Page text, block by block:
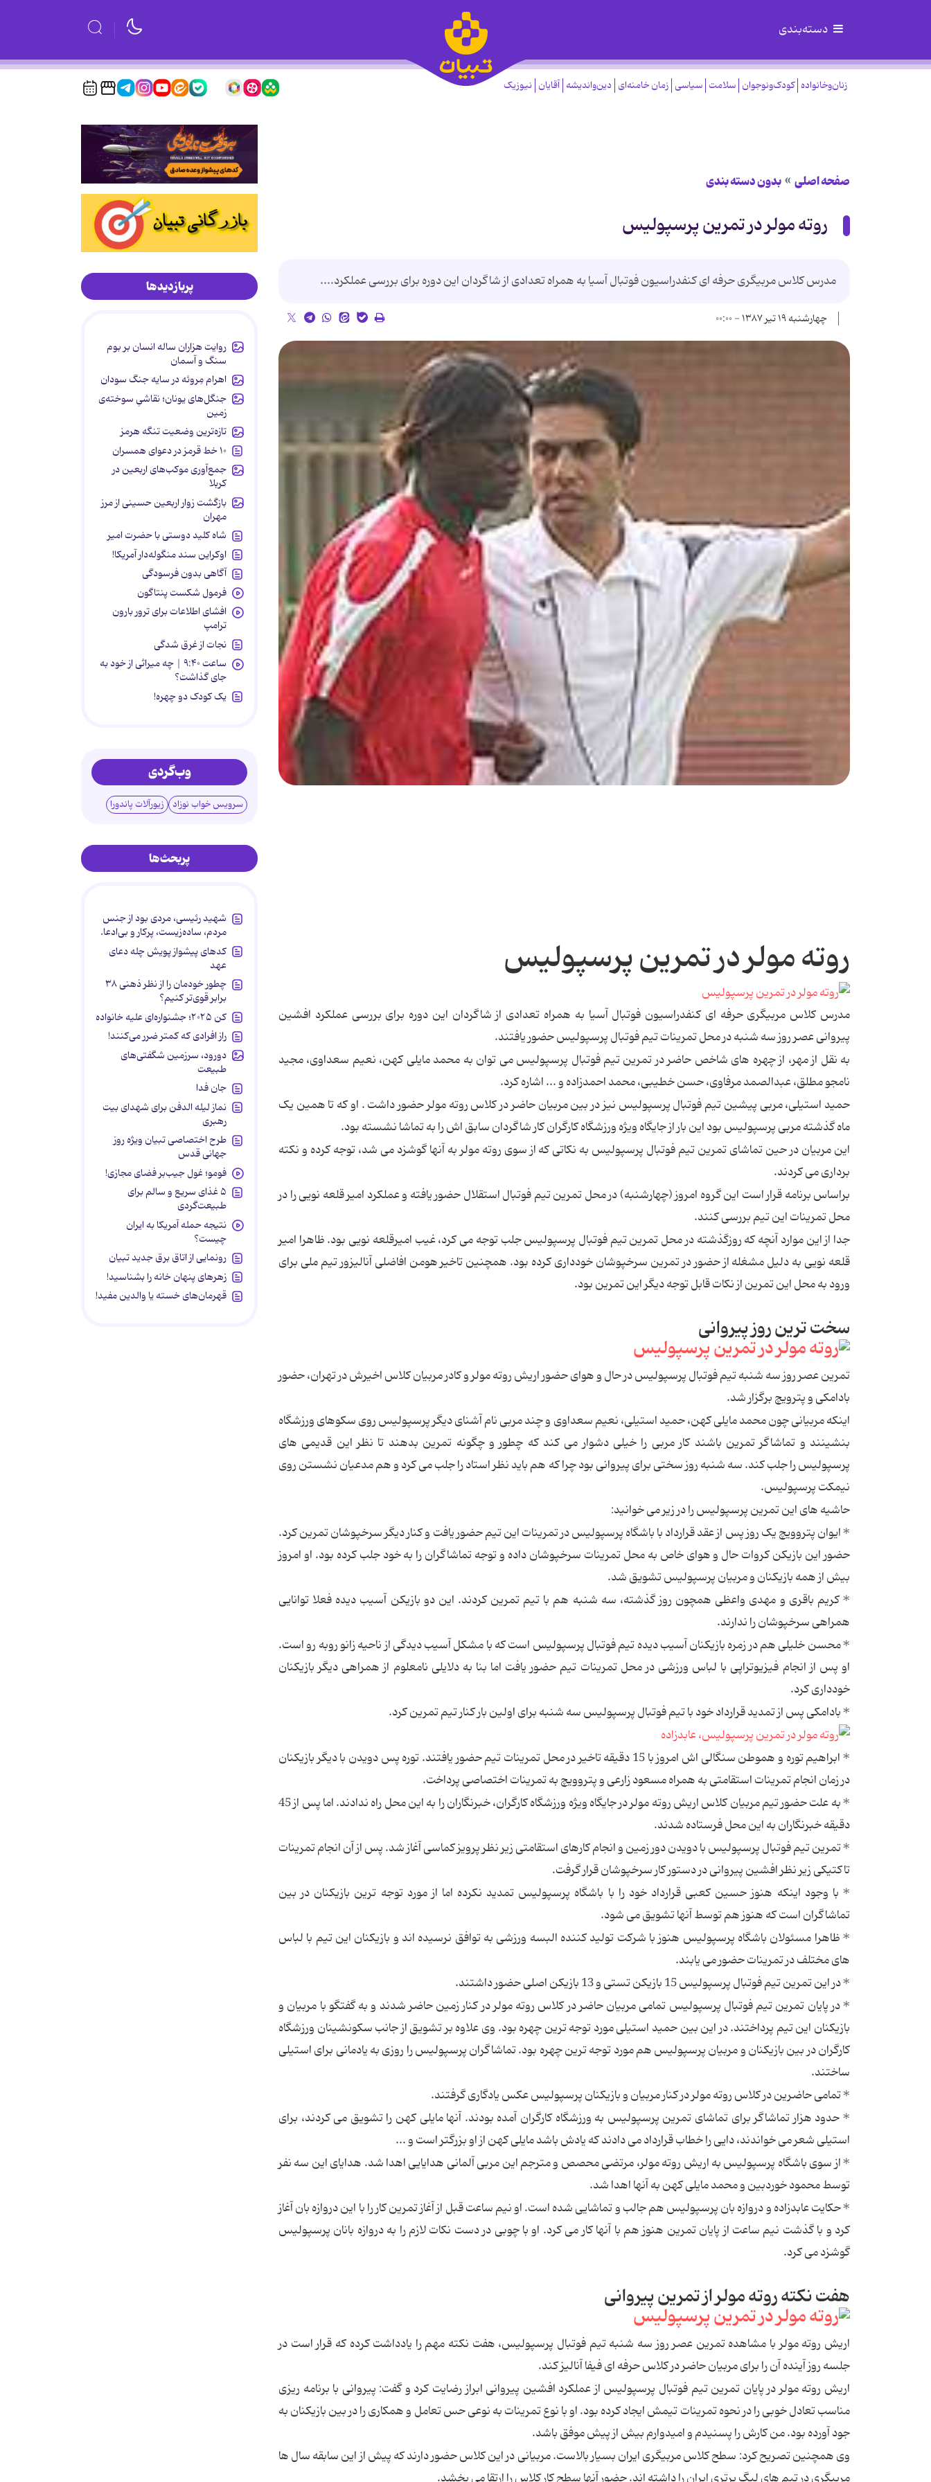
دسته‌بندی
زنان‌وخانواده کودک‌ونوجوان سلامت سیاسی زمان خامنه‌ای دین‌واندیشه آقایان نیوزیک
صفحه اصلی بدون دسته بندی
روته مولر در تمرین پرسپولیس
مدرس کلاس مربیگری حرفه ای کنفدراسیون فوتبال آسیا به همراه تعدادی از شاگردان این دوره برای بررسی عملکرد....
چهارشنبه ۱۹ تیر ۱۳۸۷ - ۰۰:۰۰
روته مولر در تمرین پرسپولیس
مدرس کلاس مربیگری حرفه ای کنفدراسیون فوتبال آسیا به همراه تعدادی از شاگردان این دوره برای بررسی عملکرد افشین
پیروانی عصر روز سه شنبه در محل تمرینات تیم فوتبال پرسپولیس حضور یافتند.
به نقل از مهر، از چهره های شاخص حاضر در تمرین تیم فوتبال پرسپولیس می توان به محمد مایلی کهن، نعیم سعداوی، مجید
نامجو مطلق، عبدالصمد مرفاوی، حسن خطیبی، محمد احمدزاده و ... اشاره کرد.
حمید استیلی، مربی پیشین تیم فوتبال پرسپولیس نیز در بین مربیان حاضر در کلاس روته مولر حضور داشت . او که تا همین یک
ماه گذشته مربی پرسپولیس بود این بار از جایگاه ویژه ورزشگاه کارگران کار شاگردان سابق اش را به تماشا نشسته بود.
این مربیان در حین تماشای تمرین تیم فوتبال پرسپولیس به نکاتی که از سوی روته مولر به آنها گوشزد می شد، توجه کرده و نکته
برداری می کردند.
براساس برنامه قرار است این گروه امروز (چهارشنبه) در محل تمرین تیم فوتبال استقلال حضور یافته و عملکرد امیر قلعه نویی را در
محل تمرینات این تیم بررسی کنند.
جدا از این موارد آنچه که روزگذشته در محل تمرین تیم فوتبال پرسپولیس جلب توجه می کرد، غیب امیرقلعه نویی بود. ظاهرا امیر
قلعه نویی به دلیل مشغله از حضور در تمرین سرخپوشان خودداری کرده بود. همچنین تاخیر هومن افاضلی آنالیزور تیم ملی برای
ورود به محل این تمرین از نکات قابل توجه دیگر این تمرین بود.
سخت ترین روز پیروانی
تمرین عصر روز سه شنبه تیم فوتبال پرسپولیس در حال و هوای حضور اریش روته مولر و کادر مربیان کلاس اخیرش در تهران، حضور
بادامکی و پترویچ برگزار شد.
اینکه مربیانی چون محمد مایلی کهن، حمید استیلی، نعیم سعداوی و چند مربی نام آشنای دیگر پرسپولیس روی سکوهای ورزشگاه
بنشینند و تماشاگر تمرین باشند کار مربی را خیلی دشوار می کند که چطور و چگونه تمرین بدهند تا نظر این قدیمی های
پرسپولیس را جلب کند. سه شنبه روز سختی برای پیروانی بود چرا که هم باید نظر استاد را جلب می کرد و هم مدعیان نشستن روی
نیمکت پرسپولیس.
حاشیه های این تمرین پرسپولیس را در زیر می خوانید:
* ایوان پتروویچ یک روز پس از عقد قرارداد با باشگاه پرسپولیس در تمرینات این تیم حضور یافت و کنار دیگر سرخپوشان تمرین کرد.
حضور این بازیکن کروات حال و هوای خاص به محل تمرینات سرخپوشان داده و توجه تماشاگران را به خود جلب کرده بود. او امروز
بیش از همه بازیکنان و مربیان پرسپولیس تشویق شد.
* کریم باقری و مهدی واعظی همچون روز گذشته، سه شنبه هم با تیم تمرین کردند. این دو بازیکن آسیب دیده فعلا توانایی
همراهی سرخپوشان را ندارند.
* محسن خلیلی هم در زمره بازیکنان آسیب دیده تیم فوتبال پرسپولیس است که با مشکل آسیب دیدگی از ناحیه زانو روبه رو است.
او پس از انجام فیزیوتراپی با لباس ورزشی در محل تمرینات تیم حضور یافت اما بنا به دلایلی نامعلوم از همراهی دیگر بازیکنان
خودداری کرد.
* بادامکی پس از تمدید قرارداد خود با تیم فوتبال پرسپولیس سه شنبه برای اولین بار کنار تیم تمرین کرد.
* ابراهیم توره و هموطن سنگالی اش امروز با 15 دقیقه تاخیر در محل تمرینات تیم حضور یافتند. توره پس دویدن با دیگر بازیکنان
در زمان انجام تمرینات استقامتی به همراه مسعود زارعی و پتروویچ به تمرینات اختصاصی پرداخت.
* به علت حضور تیم مربیان کلاس اریش روته مولر در جایگاه ویژه ورزشگاه کارگران، خبرنگاران را به این محل راه ندادند. اما پس از 45
دقیقه خبرنگاران به این محل فرستاده شدند.
* تمرین تیم فوتبال پرسپولیس با دویدن دور زمین و انجام کارهای استقامتی زیر نظر پرویز کماسی آغاز شد. پس از آن انجام تمرینات
تاکتیکی زیر نظر افشین پیروانی در دستور کار سرخپوشان قرار گرفت.
* با وجود اینکه هنوز حسین کعبی قرارداد خود را با باشگاه پرسپولیس تمدید نکرده اما از مورد توجه ترین بازیکنان در بین
تماشاگران است که هنوز هم توسط آنها تشویق می شود.
* ظاهرا مسئولان باشگاه پرسپولیس هنوز با شرکت تولید کننده البسه ورزشی به توافق نرسیده اند و بازیکنان این تیم با لباس
های مختلف در تمرینات حضور می یابند.
* در این تمرین تیم فوتبال پرسپولیس 15 بازیکن تستی و 13 بازیکن اصلی حضور داشتند.
* در پایان تمرین تیم فوتبال پرسپولیس تمامی مربیان حاضر در کلاس روته مولر در کنار زمین حاضر شدند و به گفتگو با مربیان و
بازیکنان این تیم پرداختند. در این بین حمید استیلی مورد توجه ترین چهره بود. وی علاوه بر تشویق از جانب سکونشینان ورزشگاه
کارگران در بین بازیکنان و مربیان پرسپولیس هم مورد توجه ترین چهره بود. تماشاگران پرسپولیس را روزی به یادمانی برای استیلی
ساختند.
* تمامی حاضرین در کلاس روته مولر در کنار مربیان و بازیکنان پرسپولیس عکس یادگاری گرفتند.
* حدود هزار تماشاگر برای تماشای تمرین پرسپولیس به ورزشگاه کارگران آمده بودند. آنها مایلی کهن را تشویق می کردند، برای
استیلی شعر می خواندند، دایی را خطاب قرارداد می دادند که یادش باشد مایلی کهن از او بزرگتر است و ...
* از سوی باشگاه پرسپولیس به اریش روته مولر، مرتضی محصص و مترجم این مربی آلمانی هدایایی اهدا شد. هدایای این سه نفر
توسط محمود خوردبین و محمد مایلی کهن به آنها اهدا شد.
* حکایت عابدزاده و دروازه بان پرسپولیس هم جالب و تماشایی شده است. او نیم ساعت قبل از آغاز تمرین کار را با این دروازه بان آغاز
کرد و با گذشت نیم ساعت از پایان تمرین هنوز هم با آنها کار می کرد. او با چوبی در دست نکات لازم را به دروازه بانان پرسپولیس
گوشزد می کرد.
هفت نکته روته مولر از تمرین پیروانی
اریش روته مولر با مشاهده تمرین عصر روز سه شنبه تیم فوتبال پرسپولیس، هفت نکته مهم را یادداشت کرده که قرار است در
جلسه روز آینده آن را برای مربیان حاضر در کلاس حرفه ای فیفا آنالیز کند.
اریش روته مولر در پایان تمرین تیم فوتبال پرسپولیس از عملکرد افشین پیروانی ابراز رضایت کرد و گفت: پیروانی با برنامه ریزی
مناسب تعادل خوبی را در نحوه تمرینات تیمش ایجاد کرده بود. او با نوع تمرینات به نوعی حس تعامل و همکاری را در بین بازیکنان به
جود آورده بود. من کارش را پسنیدم و امیدوارم بیش از پیش موفق باشد.
وی همچنین تصریح کرد: سطح کلاس مربیگری ایران بسیار بالاست. مربیانی در این کلاس حضور دارند که پیش از این سابقه سال ها
مربیگری در تیم های لیگ برتری ایران را داشته اند. حضور آنها سطح کار کلاس را ارتقا می بخشد.
پربازدیدها
روایت هزاران ساله انسان بر بوم
سنگ و آسمان
اهرام مِروئه در سایه جنگ سودان
جنگل‌های یونان؛ نقاشیِ سوخته‌ی
زمین
تازه‌ترین وضعیت تنگه هرمز
۱۰ خط قرمز در دعوای همسران
جمع‌آوری موکب‌های اربعین در
کربلا
بازگشت زوار اربعین حسینی از مرز
مهران
شاه کلید دوستی با حضرت امیر
اوکراین سند منگوله‌دار آمریکا!
آگاهی بدون فرسودگی
فرمول شکست پنتاگون
افشای اطلاعات برای ترور بارون
ترامپ
نجات از غرق شدگی
ساعت ۹:۴۰ | چه میراثی از خود به
جای گذاشت؟
یک کودک دو چهره!
وب‌گردی
سرویس خواب نوزاد زیورآلات پاندورا
پربحث‌ها
شهید رئیسی، مردی بود از جنس
مردم، ساده‌زیست، پرکار و بی‌ادعا.
کدهای پیشواز پویش چله دعای
عهد
چطور خودمان را از نظر ذهنی ۳۸
برابر قوی‌تر کنیم؟
کن ۲۰۲۵؛ جشنواره‌ای علیه خانواده
راز افرادی که کمتر ضرر می‌کنند!
دورود، سرزمین شگفتی‌های
طبیعت
جان فدا
نماز لیله الدفن برای شهدای بیت
رهبری
طرح اختصاصی تبیان ویژه روز
جهانی قدس
فومو؛ غول جیب‌بر فضای مجازی!
۵ غذای سریع و سالم برای
طبیعت‌گردی
نتیجه حمله آمریکا به ایران
چیست؟
رونمایی از اتاق برق جدید تبیان
زهرهای پنهان خانه را بشناسید!
قهرمان‌های خسته یا والدین مفید!